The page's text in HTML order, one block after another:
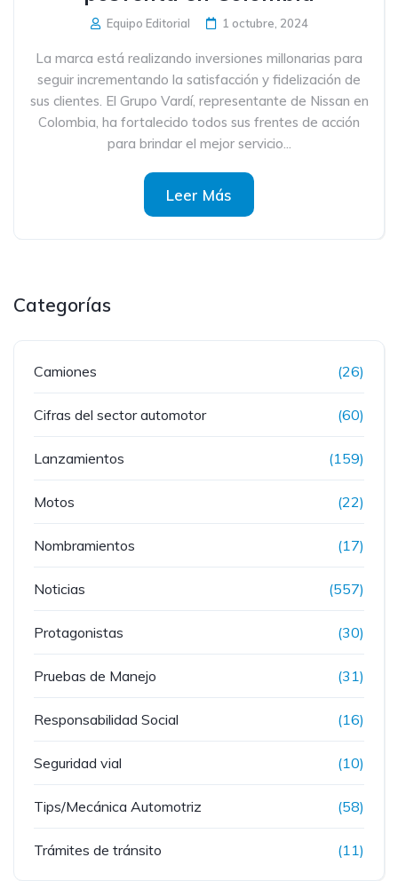
Equipo Editorial 1 octubre, 2024
La marca está realizando inversiones millonarias para
seguir incrementando la satisfacción y fidelización de
sus clientes. El Grupo Vardí, representante de Nissan en
Colombia, ha fortalecido todos sus frentes de acción
para brindar el mejor servicio...
Leer Más
Categorías
Camiones (26)
Cifras del sector automotor (60)
Lanzamientos (159)
Motos (22)
Nombramientos (17)
Noticias (557)
Protagonistas (30)
Pruebas de Manejo (31)
Responsabilidad Social (16)
Seguridad vial (10)
Tips/Mecánica Automotriz (58)
Trámites de tránsito (11)